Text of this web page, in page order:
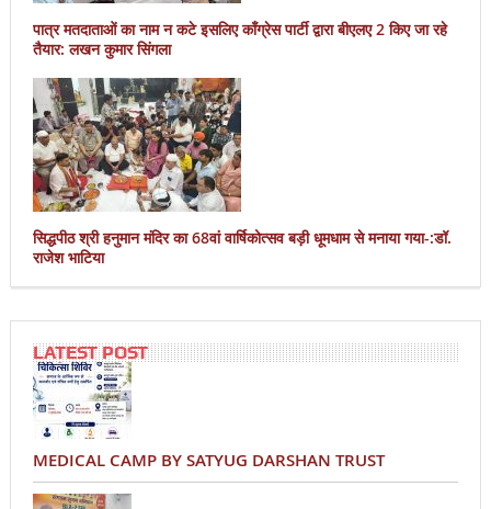
पात्र मतदाताओं का नाम न कटे इसलिए काँग्रेस पार्टी द्वारा बीएलए 2 किए जा रहे
तैयार: लखन कुमार सिंगला
सिद्धपीठ श्री हनुमान मंदिर का 68वां वार्षिकोत्सव बड़ी धूमधाम से मनाया गया-:डॉ.
राजेश भाटिया
LATEST POST
MEDICAL CAMP BY SATYUG DARSHAN TRUST